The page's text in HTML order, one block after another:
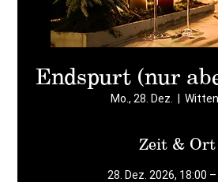
Endspurt (nur
Mo., 28. Dez.
Zeit & Ort
28. Dez. 2026, 18:00